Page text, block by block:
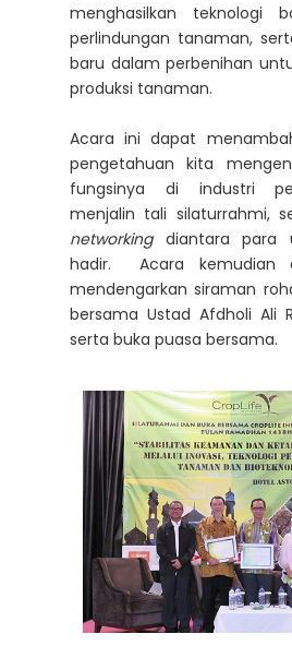
menghasilkan teknologi
perlindungan tanaman,
baru dalam perbenihan
produksi tanaman.
Acara ini dapat
pengetahuan kita
fungsinya di industri
menjalin tali silaturrahmi,
networkingdiantara para
hadir. Acara kemudian
mendengarkan siraman
bersama Ustad Afdholi Ali
serta buka puasa bersama.